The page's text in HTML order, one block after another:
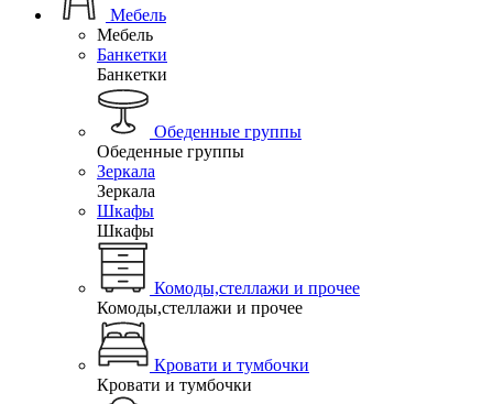
Мебель
Мебель
Банкетки
Банкетки
Обеденные группы
Обеденные группы
Зеркала
Зеркала
Шкафы
Шкафы
Комоды,стеллажи и прочее
Комоды,стеллажи и прочее
Кровати и тумбочки
Кровати и тумбочки